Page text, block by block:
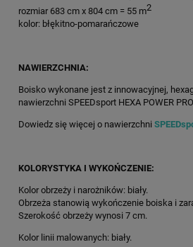
rozmiar 683 cm x 804 cm = 55 m2
kolor: błękitno-pomarańczowe
NAWIERZCHNIA:
Boisko wykonane jest z innowacyjnej,
nawierzchni SPEEDsport HEXA POWER
Dowiedz się więcej o nawierzchni
KOLORYSTYKA I WYKOŃCZENIE:
Kolor obrzeży i narożników: biały.
Obrzeża stanowią wykończenie boiska i
Szerokość obrzeży wynosi 7 cm.
Kolor linii malowanych: biały.